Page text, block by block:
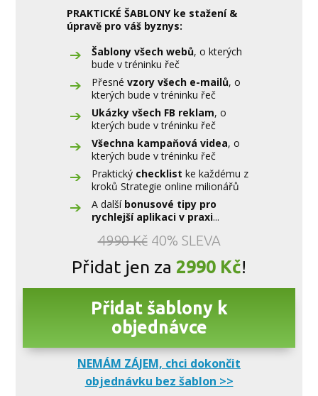
PRAKTICKÉ ŠABLONY ke stažení &
úpravě pro váš byznys:
Šablony všech webů, o kterých
bude v tréninku řeč
Přesné vzory všech e-mailů, o
kterých bude v tréninku řeč
Ukázky všech FB reklam, o
kterých bude v tréninku řeč
Všechna kampaňová videa, o
kterých bude v tréninku řeč
Praktický checklist ke každému z
kroků Strategie online milionářů
A další bonusové tipy pro
rychlejší aplikaci v praxi...
4990 Kč40% SLEVA
Přidat jen za 2990 Kč!
Přidat šablony k
objednávce
NEMÁM ZÁJEM, chci dokončit
objednávku bez šablon >>